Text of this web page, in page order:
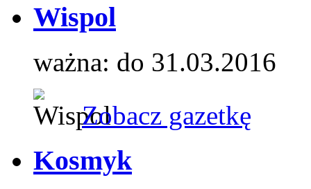
Wispol
ważna: do 31.03.2016
Zobacz gazetkę
Kosmyk